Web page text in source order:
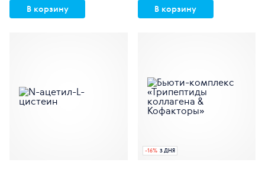
В корзину В корзину
-16% 3 ДНЯ